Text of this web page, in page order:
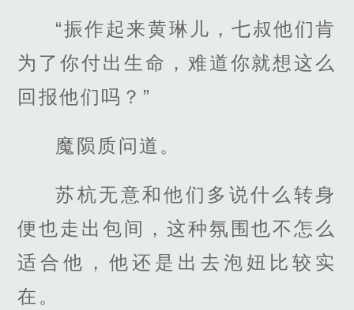
“振作起来黄琳儿，七叔他们肯
为了你付出生命，难道你就想这么
回报他们吗？”
魔陨质问道。
苏杭无意和他们多说什么转身
便也走出包间，这种氛围也不怎么
适合他，他还是出去泡妞比较实
在。